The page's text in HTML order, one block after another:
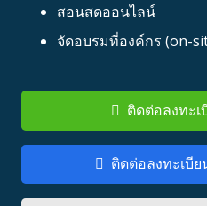
สอนสดออนไลน์
จัดอบรมที่องค์กร (on-
ติดต่อลงทะเ
ติดต่อลงทะเบี